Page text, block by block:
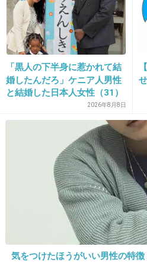
出典：articleimage.nicoblomaga.jp
2014/11/07(金) 21:32:26
今考えると豪華なメンバ
+792
「黒人の下半身に惹かれて結
婚したんだろ」ケニア人男性
と結婚した日本人女性（31）
に“誹謗中傷”殺到…本人が語
る、日本で感じる“外国人差
2026年8月8日
気をつけたほうがいい男性の特徴